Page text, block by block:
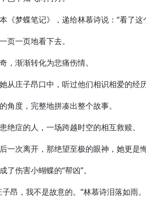
梦蝶笔记》，递给林慕诗说：“看了这
一页地看下去。
渐渐转化为悲痛伤情。
庄子昂口中，听过他们相识相爱的经历
度，完整地拼凑出整个故事。
症的人，一场跨越时空的相互救赎。
次离开，那绝望至极的眼神，她更是悔
伤害小蝴蝶的“帮凶”。
，我不是故意的。”林慕诗泪落如雨。